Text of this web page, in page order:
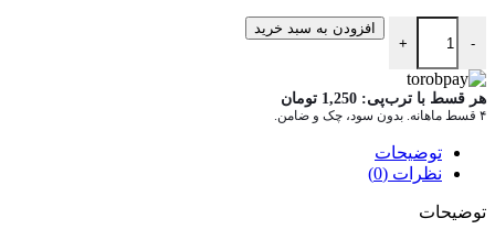
-
دانلود موکاپ ماگ سرامیکی mockup.mug3 عدد
+
افزودن به سبد خرید
هر قسط با ترب‌پی: 1,250 تومان
۴ قسط ماهانه. بدون سود، چک و ضامن.
توضیحات
نظرات (0)
توضیحات